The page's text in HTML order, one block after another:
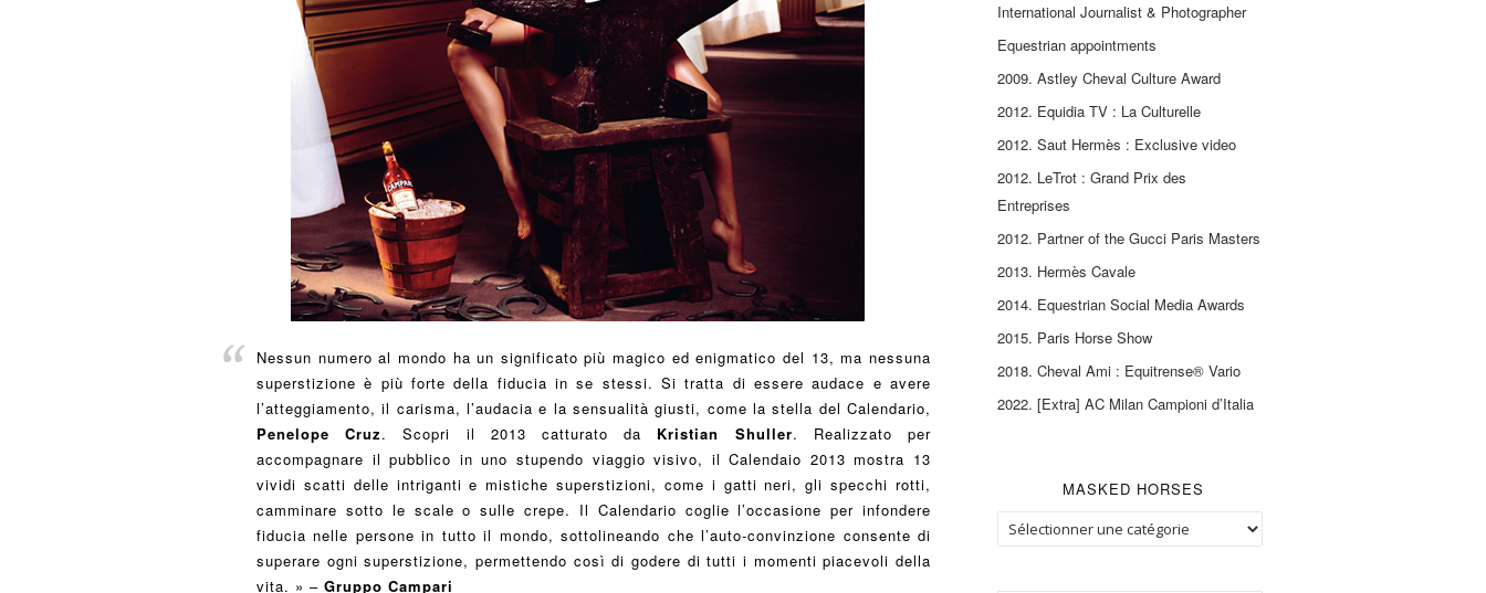
Nessun numero al mondo ha un significato più magico ed enigmatico del 13, ma nessuna
superstizione è più forte della fiducia in se stessi. Si tratta di essere audace e avere
l’atteggiamento, il carisma, l’audacia e la sensualità giusti, come la stella del Calendario,
Penelope Cruz. Scopri il 2013 catturato da Kristian Shuller. Realizzato per
accompagnare il pubblico in uno stupendo viaggio visivo, il Calendaio 2013 mostra 13
vividi scatti delle intriganti e mistiche superstizioni, come i gatti neri, gli specchi rotti,
camminare sotto le scale o sulle crepe. Il Calendario coglie l’occasione per infondere
fiducia nelle persone in tutto il mondo, sottolineando che l’auto-convinzione consente di
superare ogni superstizione, permettendo così di godere di tutti i momenti piacevoli della
vita. » – Gruppo Campari
International Journalist & Photographer
Equestrian appointments
2009. Astley Cheval Culture Award
2012. Equidia TV : La Culturelle
2012. Saut Hermès : Exclusive video
2012. LeTrot : Grand Prix des
Entreprises
2012. Partner of the Gucci Paris Masters
2013. Hermès Cavale
2014. Equestrian Social Media Awards
2015. Paris Horse Show
2018. Cheval Ami : Equitrense® Vario
2022. [Extra] AC Milan Campioni d’Italia
MASKED HORSES